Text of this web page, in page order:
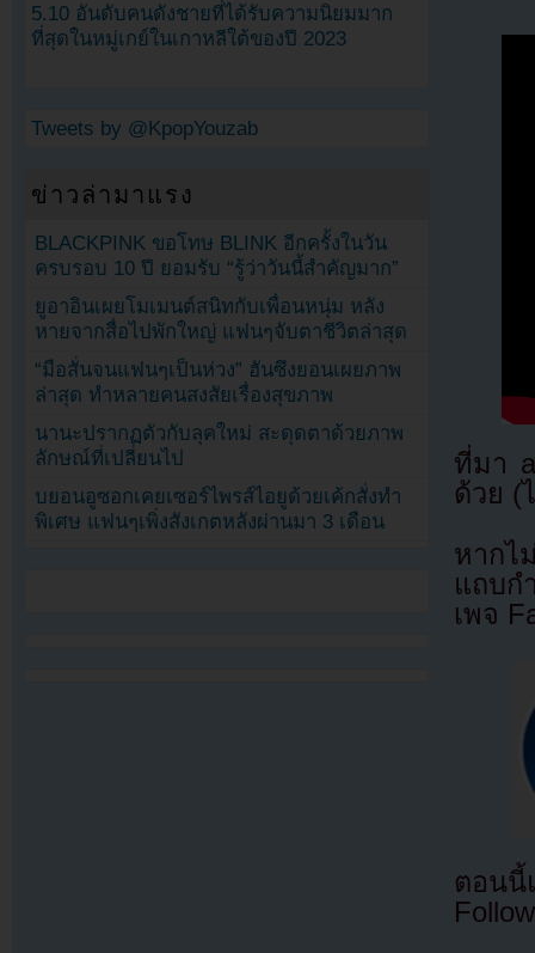
ที่มา
ด้วย (
หากไ
แถบก
เพจ
ตอนนี้
5.10 อันดับคนดังชายที่ได้รับความนิยมมาก
ที่สุดในหมู่เกย์ในเกาหลีใต้ของปี 2023
Tweets by @KpopYouzab
ข่าวล่ามาแรง
BLACKPINK ขอโทษ BLINK อีกครั้งในวัน
ครบรอบ 10 ปี ยอมรับ “รู้ว่าวันนี้สำคัญมาก”
ยูอาอินเผยโมเมนต์สนิทกับเพื่อนหนุ่ม หลัง
หายจากสื่อไปพักใหญ่ แฟนๆจับตาชีวิตล่าสุด
“มือสั่นจนแฟนๆเป็นห่วง” ฮันซึงยอนเผยภาพ
ล่าสุด ทำหลายคนสงสัยเรื่องสุขภาพ
นานะปรากฏตัวกับลุคใหม่ สะดุดตาด้วยภาพ
ลักษณ์ที่เปลี่ยนไป
บยอนอูซอกเคยเซอร์ไพรส์ไอยูด้วยเค้กสั่งทำ
พิเศษ แฟนๆเพิ่งสังเกตหลังผ่านมา 3 เดือน